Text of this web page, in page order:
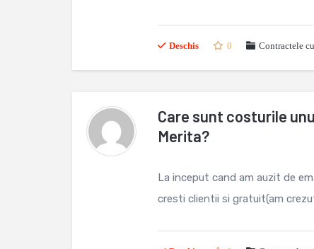
Deschis 0 Contractele
Care sunt costurile
Merita?
La inceput cand am auzit de
cresti clientii si gratuit(am